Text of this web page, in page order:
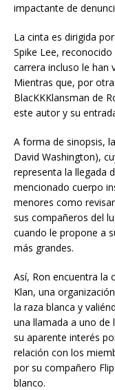
impactante de
La cinta es dirigida
Spike Lee,
carrera incluso le han
Mientras que, por
BlacKKKlansman de
este autor y su
A forma de sinopsis,
David Washington),
representa la llegada
mencionado cuerpo
menores como
sus compañeros del
cuando le propone a
más grandes.
Así, Ron encuentra la
Klan, una
la raza blanca y
una llamada a uno
su aparente interés
relación con los
por su compañero
blanco.